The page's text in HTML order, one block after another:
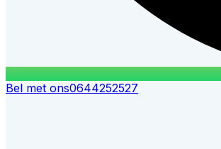
Bel met ons0644252527